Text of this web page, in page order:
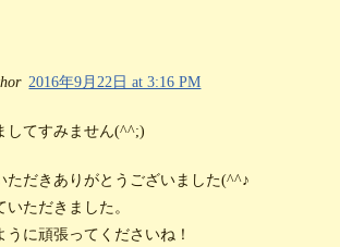
2016年9月22日 at 3:16 PM
してすみません(^^;)
ただきありがとうございました(^^♪
ただきました。
に頑張ってくださいね！